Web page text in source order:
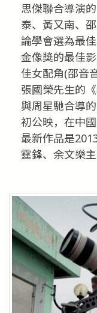
思傑聯合導演
泰、黃又南、
論學會選為最
金像獎的最佳
佳女配角(邵音
張國榮先生的
與周星馳合導
初公映，在中
最新作品是
霆鋒、余文樂主